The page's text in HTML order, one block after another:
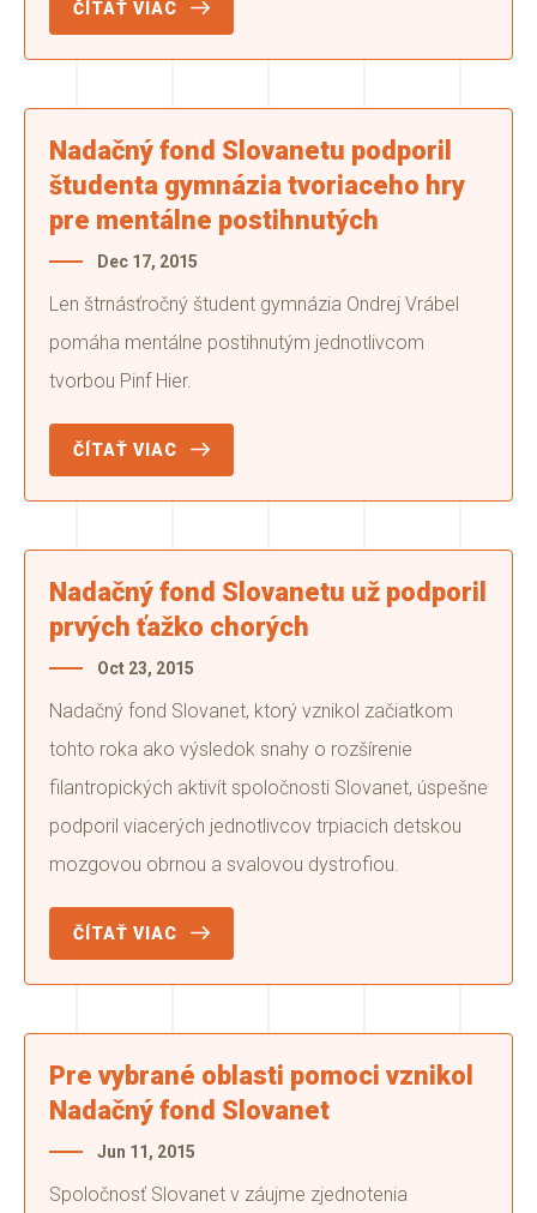
ČÍTAŤ VIAC
Nadačný fond Slovanetu podporil
študenta gymnázia tvoriaceho hry
pre mentálne postihnutých
Dec 17, 2015
Len štrnásťročný študent gymnázia Ondrej Vrábel
pomáha mentálne postihnutým jednotlivcom
tvorbou Pinf Hier.
ČÍTAŤ VIAC
Nadačný fond Slovanetu už podporil
prvých ťažko chorých
Oct 23, 2015
Nadačný fond Slovanet, ktorý vznikol začiatkom
tohto roka ako výsledok snahy o rozšírenie
filantropických aktivít spoločnosti Slovanet, úspešne
podporil viacerých jednotlivcov trpiacich detskou
mozgovou obrnou a svalovou dystrofiou.
ČÍTAŤ VIAC
Pre vybrané oblasti pomoci vznikol
Nadačný fond Slovanet
Jun 11, 2015
Spoločnosť Slovanet v záujme zjednotenia